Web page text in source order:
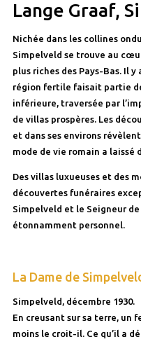
Lange Graaf,
Nichée dans les collines
Simpelveld se trouve au
plus riches des Pays-Bas. Il
région fertile faisait partie
inférieure, traversée par
de villas prospères. Les
et dans ses environs
mode de vie romain a laissé
Des villas luxueuses et des
découvertes funéraires
Simpelveld et le Seigneur
étonnamment personnel.
La Dame de
Simpelveld, décembre 1930.
En creusant sur sa terre, un
moins le croit-il. Ce qu’il a